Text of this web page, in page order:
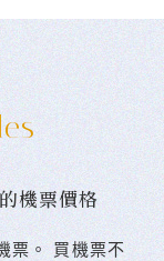
機票價格
票。 󠀠買機票不